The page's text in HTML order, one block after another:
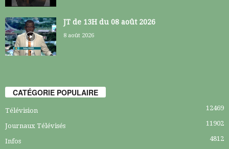
JT de 13H du 08 août 2026
8 août 2026
CATÉGORIE POPULAIRE
Télévision 12469
Journaux Télévisés 11902
Infos 4812